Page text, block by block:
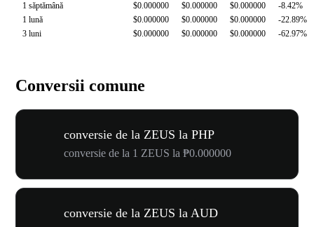
1 săptămână
$0.000000 $0.000000 $0.000000
-8.42%
1 lună
$0.000000 $0.000000 $0.000000
-22.89%
3 luni
$0.000000 $0.000000 $0.000000 -62.97%
Conversii comune
conversie de la ZEUS la PHP
conversie de la 1 ZEUS la ₱0.000000
conversie de la ZEUS la AUD